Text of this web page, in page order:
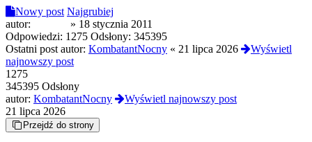
Nowy post Najgrubiej
autor:
» 18 stycznia 2011
Odpowiedzi: 1275 Odsłony: 345395
Ostatni post autor: KombatantNocny « 21 lipca 2026
Wyświetl
najnowszy post
1275
345395 Odsłony
autor: KombatantNocny
Wyświetl najnowszy post
21 lipca 2026
Przejdź do strony